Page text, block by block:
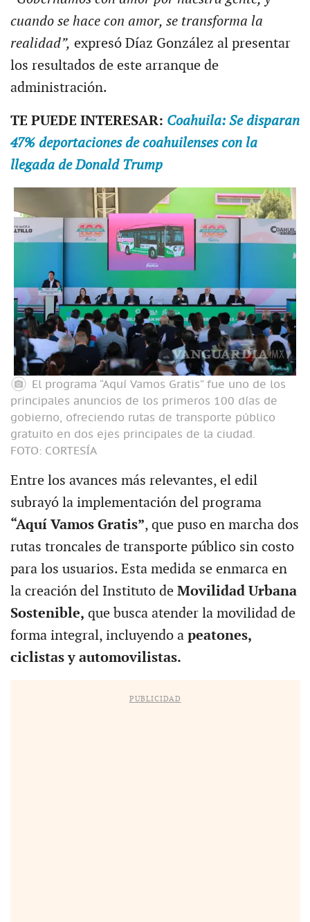
cuando se hace con amor, se transforma la
realidad”, expresó Díaz González al presentar
los resultados de este arranque de
administración.
TE PUEDE INTERESAR: Coahuila: Se disparan
47% deportaciones de coahuilenses con la
llegada de Donald Trump
El programa “Aquí Vamos Gratis” fue uno de los
principales anuncios de los primeros 100 días de
gobierno, ofreciendo rutas de transporte público
gratuito en dos ejes principales de la ciudad.
FOTO: CORTESÍA
Entre los avances más relevantes, el edil
subrayó la implementación del programa
“Aquí Vamos Gratis”, que puso en marcha dos
rutas troncales de transporte público sin costo
para los usuarios. Esta medida se enmarca en
la creación del Instituto deMovilidad Urbana
Sostenible, que busca atender la movilidad de
forma integral, incluyendo apeatones,
ciclistas y automovilistas.
PUBLICIDAD